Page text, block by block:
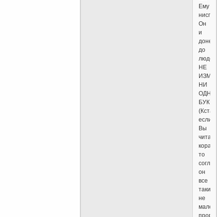
Ему
Он
и
донес
до
НЕ
НИ
ОДНУ
если
Вы
коран
то
он
все
таки
не